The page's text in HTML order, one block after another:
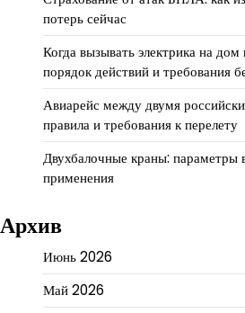
потерь сейчас
Когда вызывать электрика на дом
порядок действий и требования
Авиарейс между двумя
правила и требования к перелету
Двухбалочные краны:
применения
Архив
Июнь 2026
Май 2026